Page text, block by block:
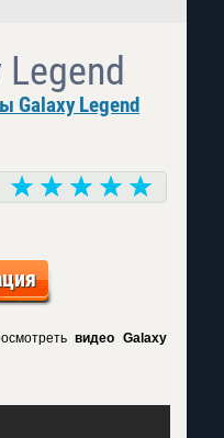
Galaxy Legend
видео Galaxy